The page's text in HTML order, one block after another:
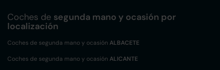
Coches de segunda mano y ocasión por
localización
Coches de segunda mano y ocasión ALBACETE
Coches de segunda mano y ocasión ALICANTE